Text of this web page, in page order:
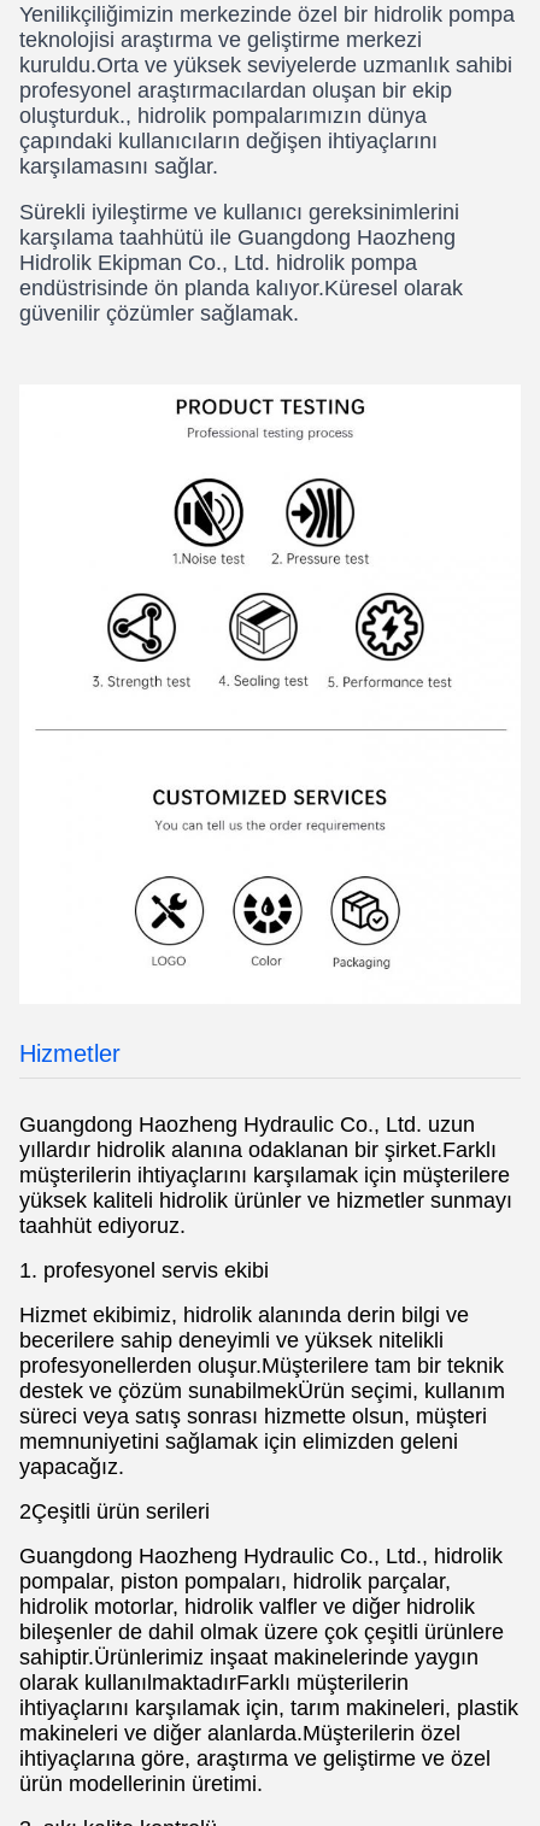
Yenilikçiliğimizin merkezinde özel bir hidrolik pompa
teknolojisi araştırma ve geliştirme merkezi
kuruldu.Orta ve yüksek seviyelerde uzmanlık sahibi
profesyonel araştırmacılardan oluşan bir ekip
oluşturduk., hidrolik pompalarımızın dünya
çapındaki kullanıcıların değişen ihtiyaçlarını
karşılamasını sağlar.
Sürekli iyileştirme ve kullanıcı gereksinimlerini
karşılama taahhütü ile Guangdong Haozheng
Hidrolik Ekipman Co., Ltd. hidrolik pompa
endüstrisinde ön planda kalıyor.Küresel olarak
güvenilir çözümler sağlamak.
Hizmetler
Guangdong Haozheng Hydraulic Co., Ltd. uzun
yıllardır hidrolik alanına odaklanan bir şirket.Farklı
müşterilerin ihtiyaçlarını karşılamak için müşterilere
yüksek kaliteli hidrolik ürünler ve hizmetler sunmayı
taahhüt ediyoruz.
1. profesyonel servis ekibi
Hizmet ekibimiz, hidrolik alanında derin bilgi ve
becerilere sahip deneyimli ve yüksek nitelikli
profesyonellerden oluşur.Müşterilere tam bir teknik
destek ve çözüm sunabilmekÜrün seçimi, kullanım
süreci veya satış sonrası hizmette olsun, müşteri
memnuniyetini sağlamak için elimizden geleni
yapacağız.
2Çeşitli ürün serileri
Guangdong Haozheng Hydraulic Co., Ltd., hidrolik
pompalar, piston pompaları, hidrolik parçalar,
hidrolik motorlar, hidrolik valfler ve diğer hidrolik
bileşenler de dahil olmak üzere çok çeşitli ürünlere
sahiptir.Ürünlerimiz inşaat makinelerinde yaygın
olarak kullanılmaktadırFarklı müşterilerin
ihtiyaçlarını karşılamak için, tarım makineleri, plastik
makineleri ve diğer alanlarda.Müşterilerin özel
ihtiyaçlarına göre, araştırma ve geliştirme ve özel
ürün modellerinin üretimi.